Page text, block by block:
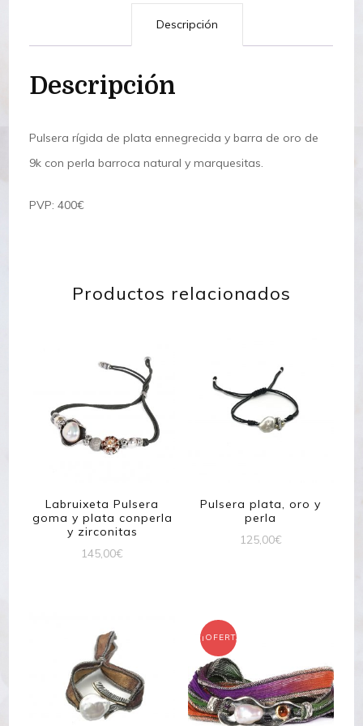
Descripción
Descripción
Pulsera rígida de plata ennegrecida y barra de oro de
9k con perla barroca natural y marquesitas.
PVP: 400€
Productos relacionados
Labruixeta Pulsera
goma y plata conperla
y zirconitas
145,00€
Pulsera plata, oro y
perla
125,00€
¡OFERTA!